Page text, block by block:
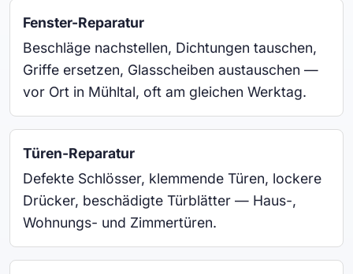
Fenster-Reparatur
Beschläge nachstellen, Dichtungen tauschen,
Griffe ersetzen, Glasscheiben austauschen —
vor Ort in Mühltal, oft am gleichen Werktag.
Türen-Reparatur
Defekte Schlösser, klemmende Türen, lockere
Drücker, beschädigte Türblätter — Haus-,
Wohnungs- und Zimmertüren.